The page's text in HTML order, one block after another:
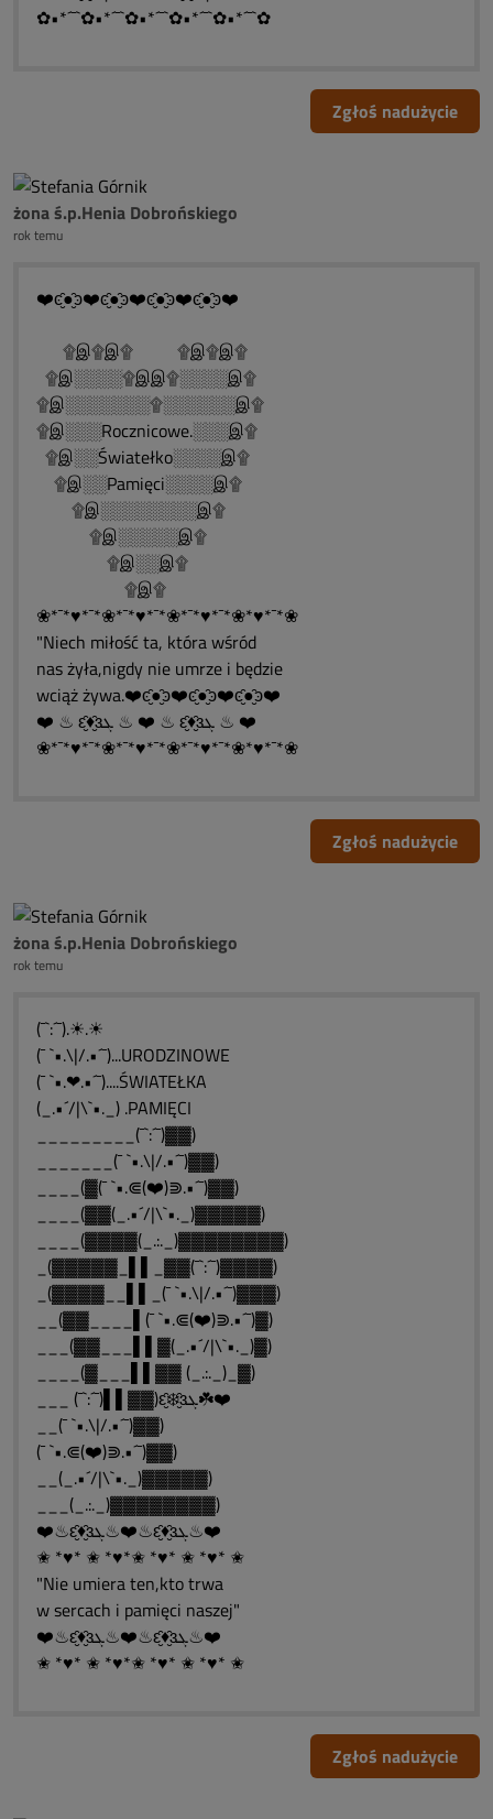
✿•*´¯`✿•*´¯`✿•*´¯`✿•*´¯`✿•*´¯`✿
Zgłoś nadużycie
żona ś.p.Henia Dobrońskiego
rok temu
❤️ͼ̮̑●̮̑ͽ❤️ͼ̮̑●̮̑ͽ❤️ͼ̮̑●̮̑ͽ❤️ͼ̮̑●̮̑ͽ❤️
۩இ۩இ۩ ۩இ۩இ۩
۩இ░░░░۩இஇ۩░░░░இ۩
۩இ░░░░░░░۩░░░░░░இ۩
۩இ░░░Rocznicowe.░░░இ۩
۩இ░░Światełko░░░░இ۩
۩இ░░Pamięci░░░░இ۩
۩இ░░░░░░░░இ۩
۩இ░░░░░இ۩
۩இ░░இ۩
۩இ۩
❀*¯*♥*¯*❀*¯*♥*¯*❀*¯*♥*¯*❀*♥*¯*❀
"Niech miłość ta, która wśród
nas żyła,nigdy nie umrze i będzie
wciąż żywa.❤️ͼ̮̑●̮̑ͽ❤️ͼ̮̑●̮̑ͽ❤️ͼ̮̑●̮̑ͽ❤️
❤️ ♨ ԑ̮̑♦̮̑ɜܓ ♨ ❤️ ♨ ԑ̮̑♦̮̑ɜܓ ♨ ❤️
❀*¯*♥*¯*❀*¯*♥*¯*❀*¯*♥*¯*❀*♥*¯*❀
Zgłoś nadużycie
żona ś.p.Henia Dobrońskiego
rok temu
(¯`:´¯).☀.☀
(¯ `•.\|/.•´¯)...URODZINOWE
(¯ `•.❤.•´¯)....ŚWIATEŁKA
(_.•´/|\`•._) .PAMIĘCI
_________(¯`:´¯)▓▓)
_______(¯ `•.\|/.•´¯)▓▓)
____(▓(¯ `•.⋐(❤️)⋑.•´¯)▓▓)
____(▓▓(_.•´/|\`•._)▓▓▓▓▓)
____(▓▓▓▓(_.:._)▓▓▓▓▓▓▓▓)
_(▓▓▓▓▓_▌▌_▓▓(¯`:´¯)▓▓▓▓)
_(▓▓▓▓__▌▌_(¯ `•.\|/.•´¯)▓▓▓)
__(▓▓____▌(¯ `•.⋐(❤️)⋑.•´¯)▓)
___(▓▓___▌▌▓(_.•´/|\`•._)▓)
____(▓___▌▌▓▓ (_.:._)_▓)
___ (¯`:´¯)▌▌▓▓)ԑ̮̑❄️̮̑ɜܓ☘️❤️
__(¯ `•.\|/.•´¯)▓▓)
(¯ `•.⋐(❤️)⋑.•´¯)▓▓)
__(_.•´/|\`•._)▓▓▓▓▓)
___(_.:._)▓▓▓▓▓▓▓▓)
❤️♨ԑ̮̑♦̮̑ɜܓ♨❤️♨ԑ̮̑♦̮̑ɜܓ♨❤️
✬ *♥* ✬ *♥*✬ *♥* ✬ *♥* ✬
"Nie umiera ten,kto trwa
w sercach i pamięci naszej"
❤️♨ԑ̮̑♦̮̑ɜܓ♨❤️♨ԑ̮̑♦̮̑ɜܓ♨❤️
✬ *♥* ✬ *♥*✬ *♥* ✬ *♥* ✬
Zgłoś nadużycie